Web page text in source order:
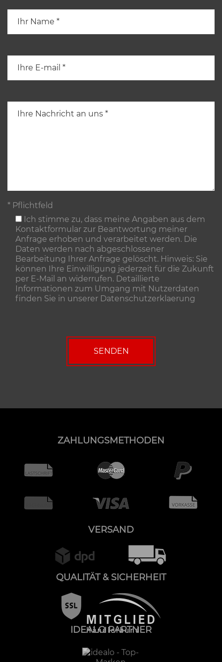
* Pflichtfeld
Ich stimme zu, dass meine Angaben aus dem
Kontaktformular zur Beantwortung meiner
Anfrage erhoben und verarbeitet werden. Die
Daten werden nach abgeschlossener
Bearbeitung Ihrer Anfrage gelöscht. Hinweis: Sie
können Ihre Einwilligung jederzeit für die Zukunft
per E-Mail an widerrufen. Detaillierte
Informationen zum Umgang mit Nutzerdaten
finden Sie in unserer Datenschutzerklaerung
ZAHLUNGSMETHODEN
VERSAND
QUALITÄT & SICHERHEIT
IDEALO PARTNER